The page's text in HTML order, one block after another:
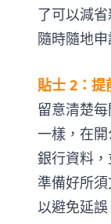
了可以減
隨時隨地
貼士 2：提
留意清楚
一樣，在
銀行資料
準備好所
以避免延